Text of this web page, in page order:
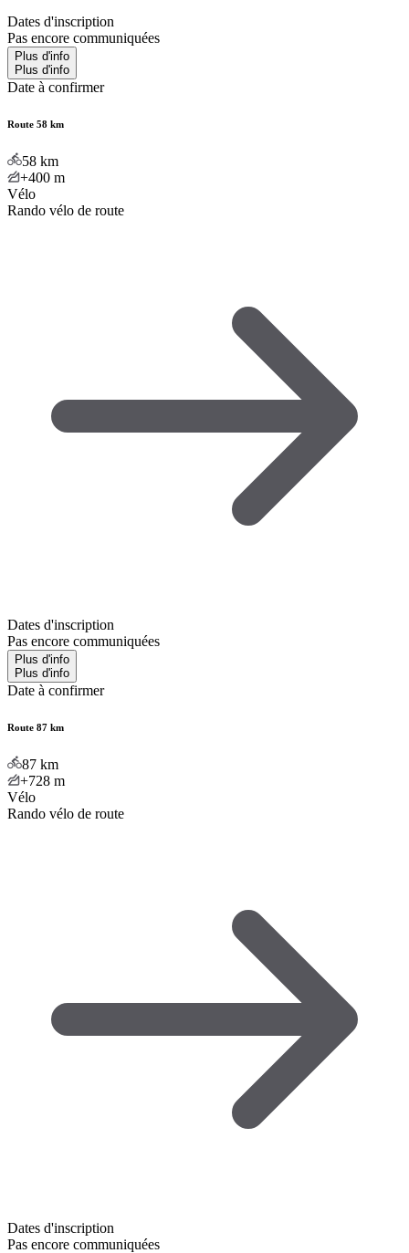
Dates d'inscription
Pas encore communiquées
Plus d'info
Plus d'info
Date à confirmer
Route 58 km
58 km
+400 m
Vélo
Rando vélo de route
Dates d'inscription
Pas encore communiquées
Plus d'info
Plus d'info
Date à confirmer
Route 87 km
87 km
+728 m
Vélo
Rando vélo de route
Dates d'inscription
Pas encore communiquées